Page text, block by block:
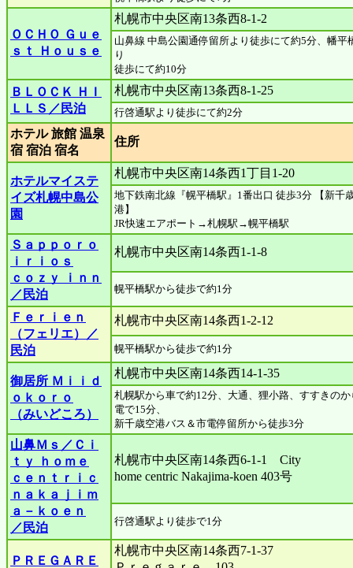
ＯＣＨＯ Ｇｕｅ
ｓｔ Ｈｏｕｓｅ
札幌市中央区南13条西8-1-2
山鼻線 中島公園通停留所より徒歩にて約5分、幡平
り
徒歩にて約10分
ＢＬＯＣＫ ＨＩ
ＬＬＳ／民泊
札幌市中央区南13条西8-1-25
行啓通駅より徒歩にて約2分
ホテル 旅館 温泉
宿 宿泊 宿名
住所
ホテルマイステ
イズ札幌中島公
園
札幌市中央区南14条西1丁目1-20
地下鉄南北線『幌平橋駅』1番出口 徒歩3分 【新千
港】
JR快速エアポート→札幌駅→幌平橋駅
Ｓａｐｐｏｒｏ
ｉｒｉｏｓ
ｃｏｚｙ ｉｎｎ
／民泊
札幌市中央区南14条西1-1-8
幌平橋駅から徒歩で約1分
Ｆｅｒｉｅｎ
（フェリエ）／
民泊
札幌市中央区南14条西1-2-12
幌平橋駅から徒歩で約1分
御居所 Ｍｉｉｄ
ｏｋｏｒｏ
（みいどころ）
札幌市中央区南14条西14-1-35
札幌駅から車で約12分、大通、狸小路、すすきのか
電で15分、
新千歳空港バス＆市電停留所から徒歩3分
山鼻Ｍｓ／Ｃｉ
ｔｙ ｈｏｍｅ
ｃｅｎｔｒｉｃ
ｎａｋａｊｉｍ
ａ－ｋｏｅｎ
／民泊
札幌市中央区南14条西6-1-1 City
home centric Nakajima-koen 403号
行啓通駅より徒歩で1分
ＰＲＥＧＡＲＥ
札幌市中央区南14条西7-1-37